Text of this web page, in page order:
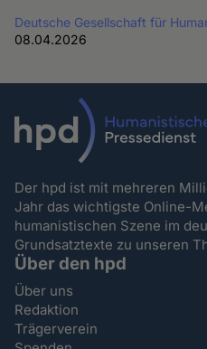
Deutsche Gesellschaft für
08.04.2026
Der hpd ist mit mehreren
Jahr das wichtigste Online-
humanistischen Szene im
Grundsatztexte zu unseren
Über den hpd
Über uns
Redaktion
Trägerverein